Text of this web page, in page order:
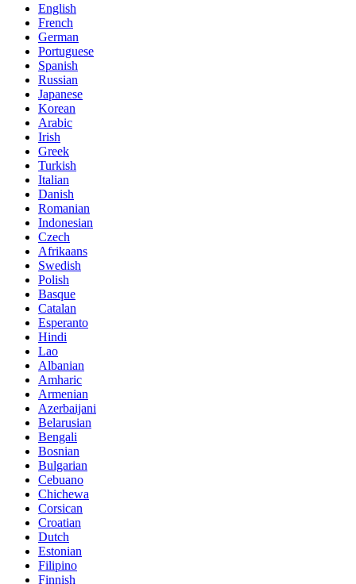
English
French
German
Portuguese
Spanish
Russian
Japanese
Korean
Arabic
Irish
Greek
Turkish
Italian
Danish
Romanian
Indonesian
Czech
Afrikaans
Swedish
Polish
Basque
Catalan
Esperanto
Hindi
Lao
Albanian
Amharic
Armenian
Azerbaijani
Belarusian
Bengali
Bosnian
Bulgarian
Cebuano
Chichewa
Corsican
Croatian
Dutch
Estonian
Filipino
Finnish